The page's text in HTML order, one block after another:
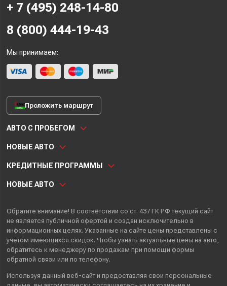
+ 7 (495) 248-14-80
8 (800) 444-19-43
Мы принимаем:
Проложить маршрут
АВТО С ПРОБЕГОМ
НОВЫЕ АВТО
КРЕДИТНЫЕ ПРОГРАММЫ
НОВЫЕ АВТО
Обратите внимание! В соответствии со ст. 437 ГК РФ текущий сайт
не является публичной офертой и создан исключительно в
информационных целях. Указанные на сайте цены представлены с
учетом имеющихся скидок. Чтобы узнать актуальные цены на авто,
обратитесь к менеджеру по продажам при помощи формы
обратной связи или по телефону.
Используя данный веб-сайт и предоставляя свои персональные